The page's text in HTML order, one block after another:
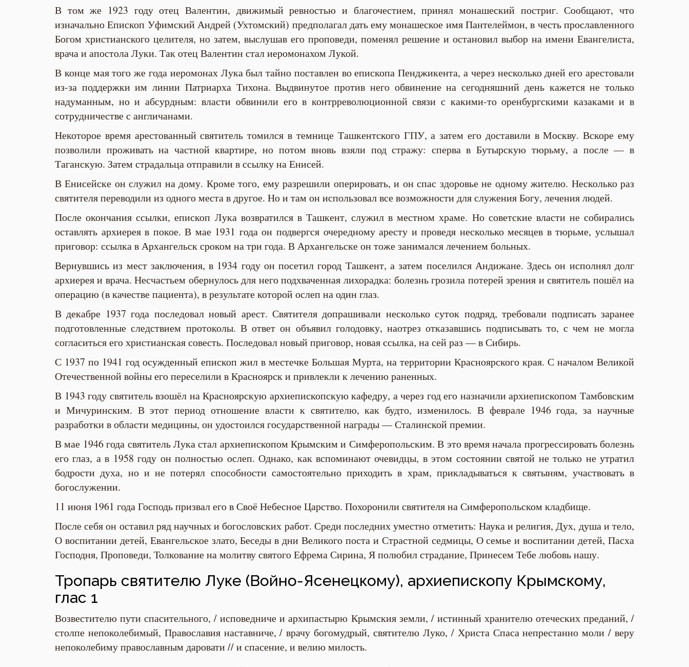
В том же 1923 году отец Валентин, движимый ревностью и благочестием, принял монашеский постриг. Сообщают, что
изначально Епископ Уфимский Андрей (Ухтомский) предполагал дать ему монашеское имя Пантелеймон, в честь прославленного
Богом христианского целителя, но затем, выслушав его проповеди, поменял решение и остановил выбор на имени Евангелиста,
врача и апостола Луки. Так отец Валентин стал иеромонахом Лукой.
В конце мая того же года иеромонах Лука был тайно поставлен во епископа Пенджикента, а через несколько дней его арестовали
из-за поддержки им линии Патриарха Тихона. Выдвинутое против него обвинение на сегодняшний день кажется не только
надуманным, но и абсурдным: власти обвинили его в контрреволюционной связи с какими-то оренбургскими казаками и в
сотрудничестве с англичанами.
Некоторое время арестованный святитель томился в темнице Ташкентского ГПУ, а затем его доставили в Москву. Вскоре ему
позволили проживать на частной квартире, но потом вновь взяли под стражу: сперва в Бутырскую тюрьму, а после — в
Таганскую. Затем страдальца отправили в ссылку на Енисей.
В Енисейске он служил на дому. Кроме того, ему разрешили оперировать, и он спас здоровье не одному жителю. Несколько раз
святителя переводили из одного места в другое. Но и там он использовал все возможности для служения Богу, лечения людей.
После окончания ссылки, епископ Лука возвратился в Ташкент, служил в местном храме. Но советские власти не собирались
оставлять архиерея в покое. В мае 1931 года он подвергся очередному аресту и проведя несколько месяцев в тюрьме, услышал
приговор: ссылка в Архангельск сроком на три года. В Архангельске он тоже занимался лечением больных.
Вернувшись из мест заключения, в 1934 году он посетил город Ташкент, а затем поселился Андижане. Здесь он исполнял долг
архиерея и врача. Несчастьем обернулось для него подхваченная лихорадка: болезнь грозила потерей зрения и святитель пошёл на
операцию (в качестве пациента), в результате которой ослеп на один глаз.
В декабре 1937 года последовал новый арест. Святителя допрашивали несколько суток подряд, требовали подписать заранее
подготовленные следствием протоколы. В ответ он объявил голодовку, наотрез отказавшись подписывать то, с чем не могла
согласиться его христианская совесть. Последовал новый приговор, новая ссылка, на сей раз — в Сибирь.
С 1937 по 1941 год осужденный епископ жил в местечке Большая Мурта, на территории Красноярского края. С началом Великой
Отечественной войны его переселили в Красноярск и привлекли к лечению раненных.
В 1943 году святитель взошёл на Красноярскую архиепископскую кафедру, а через год его назначили архиепископом Тамбовским
и Мичуринским. В этот период отношение власти к святителю, как будто, изменилось. В феврале 1946 года, за научные
разработки в области медицины, он удостоился государственной награды — Сталинской премии.
В мае 1946 года святитель Лука стал архиепископом Крымским и Симферопольским. В это время начала прогрессировать болезнь
его глаз, а в 1958 году он полностью ослеп. Однако, как вспоминают очевидцы, в этом состоянии святой не только не утратил
бодрости духа, но и не потерял способности самостоятельно приходить в храм, прикладываться к святыням, участвовать в
богослужении.
11 июня 1961 года Господь призвал его в Своё Небесное Царство. Похоронили святителя на Симферопольском кладбище.
После себя он оставил ряд научных и богословских работ. Среди последних уместно отметить: Наука и религия, Дух, душа и тело,
О воспитании детей, Евангельское злато, Беседы в дни Великого поста и Страстной седмицы, О семье и воспитании детей, Пасха
Господня, Проповеди, Толкование на молитву святого Ефрема Сирина, Я полюбил страдание, Принесем Тебе любовь нашу.
Тропарь святителю Луке (Войно-Ясенецкому), архиепископу Крымскому,
глас 1
Возвестителю пути спасительного, / исповедниче и архипастырю Крымския земли, / истинный хранителю отеческих преданий, /
столпе непоколебимый, Православия наставниче, / врачу богомудрый, святителю Луко, / Христа Спаса непрестанно моли / веру
непоколебиму православным даровати // и спасение, и велию милость.